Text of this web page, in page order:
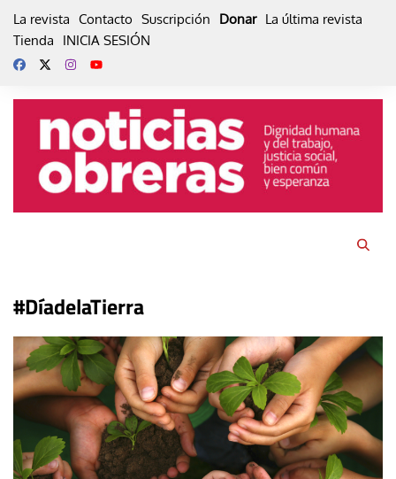
La revista Contacto Suscripción Donar La última revista
Tienda
INICIA SESIÓN
#DíadelaTierra